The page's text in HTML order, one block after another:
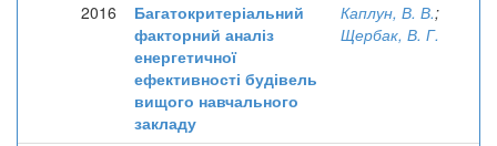
2016
Багатокритеріальний
факторний аналіз
енергетичної
ефективності будівель
вищого навчального
закладу
Каплун, В. В.;
Щербак, В. Г.